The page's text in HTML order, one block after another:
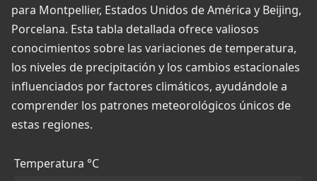
para Montpellier, Estados Unidos de América y Beijing,
Porcelana. Esta tabla detallada ofrece valiosos
conocimientos sobre las variaciones de temperatura,
los niveles de precipitación y los cambios estacionales
influenciados por factores climáticos, ayudándole a
comprender los patrones meteorológicos únicos de
estas regiones.
Temperatura °C